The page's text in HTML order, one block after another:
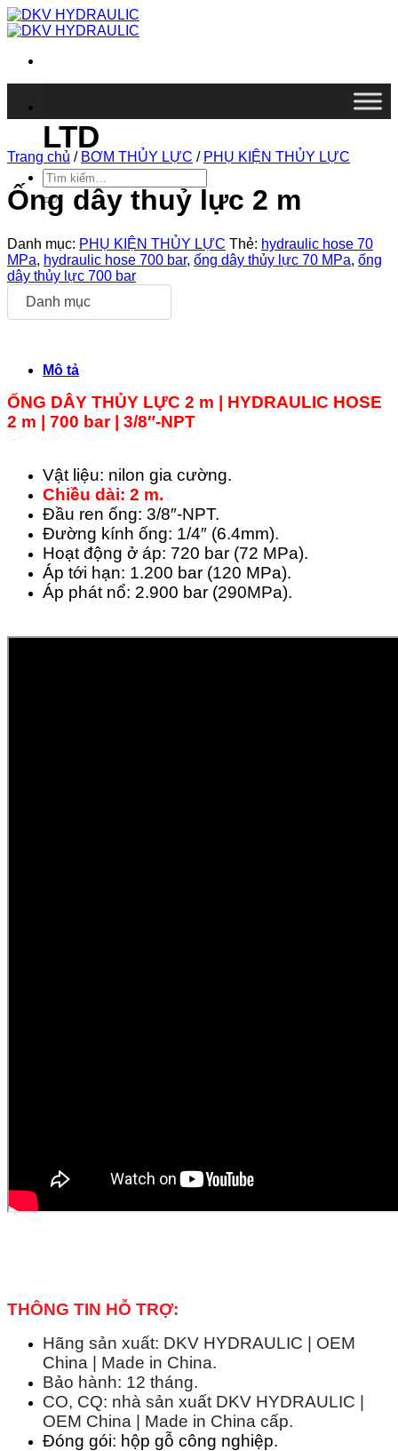
Chuyển
đến
dung
LTD
Tìm
kiếm:
Trang chủ / BƠM THỦY LỰC / PHỤ KIỆN THỦY LỰC
Ống dây thuỷ lực 2 m
Danh mục: PHỤ KIỆN THỦY LỰC Thẻ: hydraulic hose 70
MPa, hydraulic hose 700 bar, ống dây thủy lực 70 MPa, ống
dây thủy lực 700 bar
Danh mục
Mô tả
ỐNG DÂY THỦY LỰC 2 m | HYDRAULIC HOSE
2 m | 700 bar | 3/8″-NPT
Vật liệu: nilon gia cường.
Chiều dài: 2 m.
Đầu ren ống: 3/8″-NPT.
Đường kính ống: 1/4″ (6.4mm).
Hoạt động ở áp: 720 bar (72 MPa).
Áp tới hạn: 1.200 bar (120 MPa).
Áp phát nổ: 2.900 bar (290MPa).
THÔNG TIN HỖ TRỢ:
Hãng sản xuất: DKV HYDRAULIC | OEM
China | Made in China.
Bảo hành: 12 tháng.
CO, CQ: nhà sản xuất DKV HYDRAULIC |
OEM China | Made in China cấp.
Đóng gói: hộp gỗ công nghiệp.